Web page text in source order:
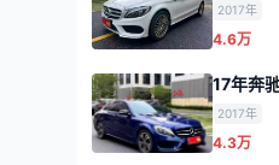
2017年
4.6万
17年奔
2017年
4.3万